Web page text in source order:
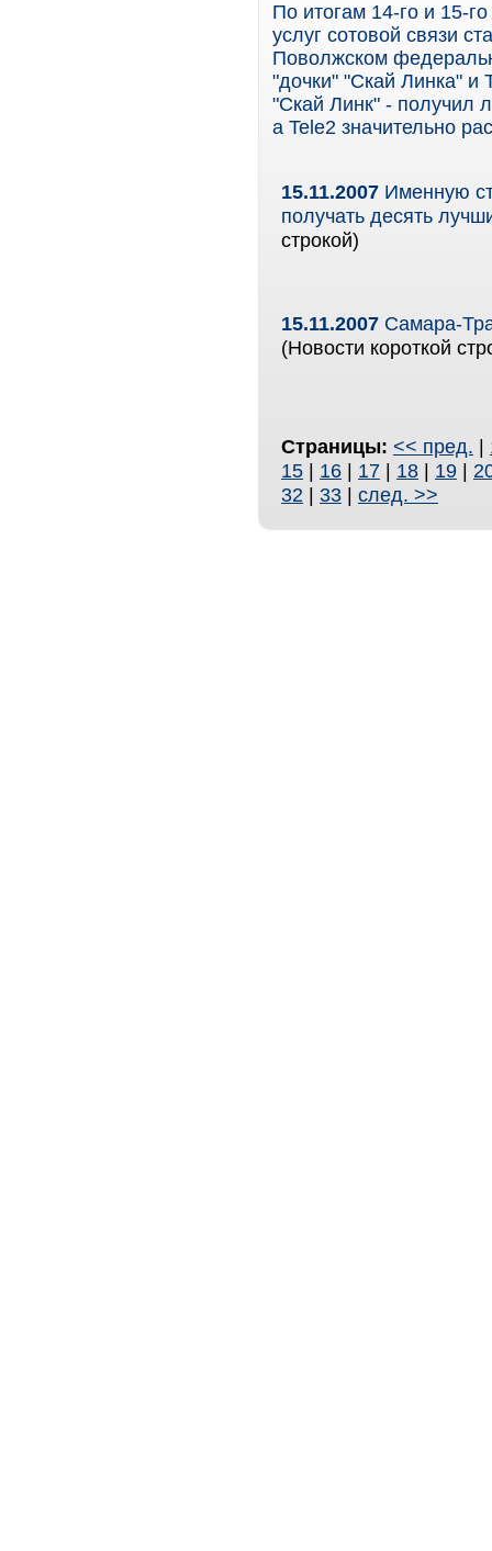
По итогам 14-го и 15-
услуг сотовой связи
Поволжском
"дочки" "Скай Линка" и
"Скай Линк" - получил
а Tele2 значительно
15.11.2007 Именную
получать десять
строкой)
15.11.2007 Самара-
(Новости короткой
Страницы: << пред. |
15 | 16 | 17 | 18 | 19 |
32 | 33 | след. >>